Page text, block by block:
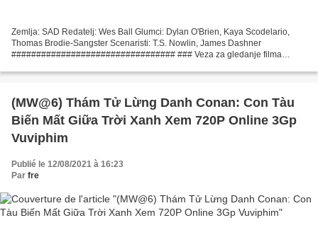
Zemlja: SAD Redatelj: Wes Ball Glumci: Dylan O'Brien, Kaya Scodelario,
Thomas Brodie-Sangster Scenaristi: T.S. Nowlin, James Dashner
################################# ### Veza za gledanje filma
#################################...
(MW@6) Thám Tử Lừng Danh Conan: Con Tàu
Biến Mất Giữa Trời Xanh Xem 720P Online 3Gp
Vuviphim
Publié le 12/08/2021 à 16:23
Par fre